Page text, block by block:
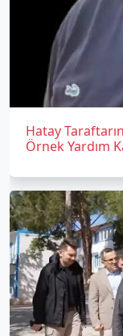
Hatay
Örnek Yardım